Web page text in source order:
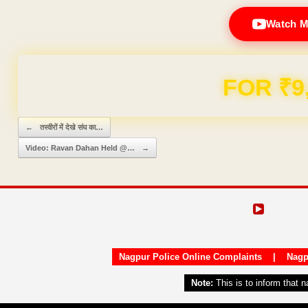
Watch
FOR
Post navigation
← तस्वीरों में देखे संघ का…
Video: Ravan Dahan Held @… →
Nagpur Police Online Complaints|
Note: This is to inform that